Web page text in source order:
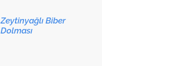
Zeytinyağlı Biber
Dolması